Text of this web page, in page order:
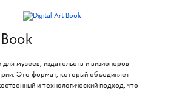
музеев, издательств и визионеров
Это формат, который объединяет
и технологический подход, что